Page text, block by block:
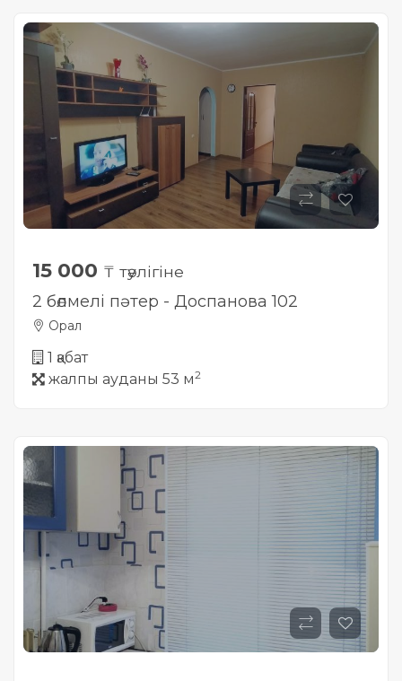
объектісінің орналасқан
жері дұрыс анықталмай ма?
15 000 ₸ тәулігіне
2 бөлмелі пәтер - Доспанова 102
Орал
1 қабат
жалпы ауданы 53 м2